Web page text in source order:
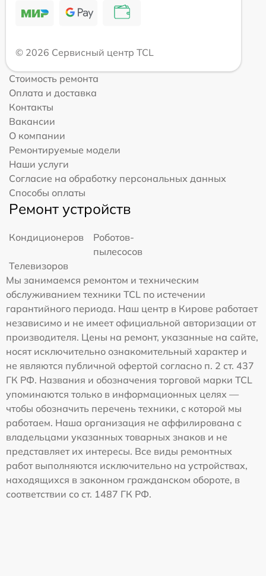
© 2026 Сервисный центр TCL
Стоимость ремонта
Оплата и доставка
Контакты
Вакансии
О компании
Ремонтируемые модели
Наши услуги
Согласие на обработку персональных данных
Способы оплаты
Ремонт устройств
Кондиционеров
Роботов-
пылесосов
Телевизоров
Мы занимаемся ремонтом и техническим
обслуживанием техники TCL по истечении
гарантийного периода. Наш центр в Кирове работает
независимо и не имеет официальной авторизации от
производителя. Цены на ремонт, указанные на сайте,
носят исключительно ознакомительный характер и
не являются публичной офертой согласно п. 2 ст. 437
ГК РФ. Названия и обозначения торговой марки TCL
упоминаются только в информационных целях —
чтобы обозначить перечень техники, с которой мы
работаем. Наша организация не аффилирована с
владельцами указанных товарных знаков и не
представляет их интересы. Все виды ремонтных
работ выполняются исключительно на устройствах,
находящихся в законном гражданском обороте, в
соответствии со ст. 1487 ГК РФ.